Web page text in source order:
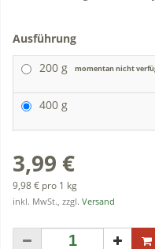
Ausführung
200 g
momentan nicht
400 g
3,99 €
9,98 € pro 1 kg
inkl. MwSt., zzgl. Versand